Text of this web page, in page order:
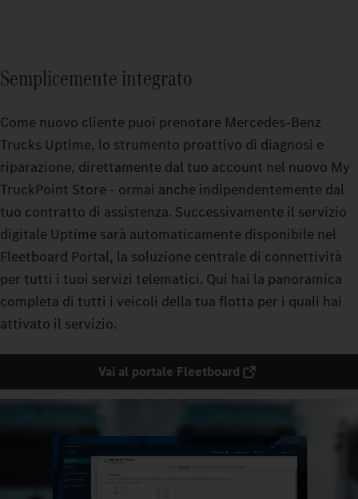
Semplicemente integrato
Come nuovo cliente puoi prenotare Mercedes-Benz
Trucks Uptime, lo strumento proattivo di diagnosi e
riparazione, direttamente dal tuo account nel nuovo My
TruckPoint Store - ormai anche indipendentemente dal
tuo contratto di assistenza. Successivamente il servizio
digitale Uptime sarà automaticamente disponibile nel
Fleetboard Portal, la soluzione centrale di connettività
per tutti i tuoi servizi telematici. Qui hai la panoramica
completa di tutti i veicoli della tua flotta per i quali hai
attivato il servizio.
Vai al portale Fleetboard